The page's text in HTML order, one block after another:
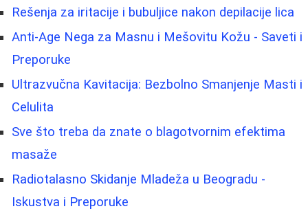
Rešenja za iritacije i bubuljice nakon depilacije lica
Anti-Age Nega za Masnu i Mešovitu Kožu - Saveti i
Preporuke
Ultrazvučna Kavitacija: Bezbolno Smanjenje Masti i
Celulita
Sve što treba da znate o blagotvornim efektima
masaže
Radiotalasno Skidanje Mladeža u Beogradu -
Iskustva i Preporuke